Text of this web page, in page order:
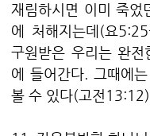
재림하시면 이미 죽었
에 처해지는데(요
구원받은 우리는 완
에 들어간다. 그때에
볼 수 있다(고전